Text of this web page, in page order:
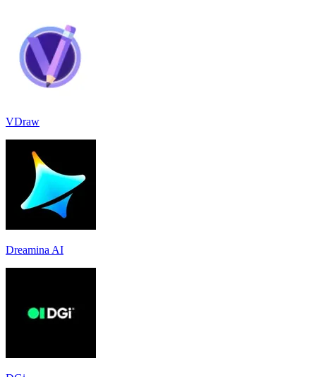
VDraw
Dreamina AI